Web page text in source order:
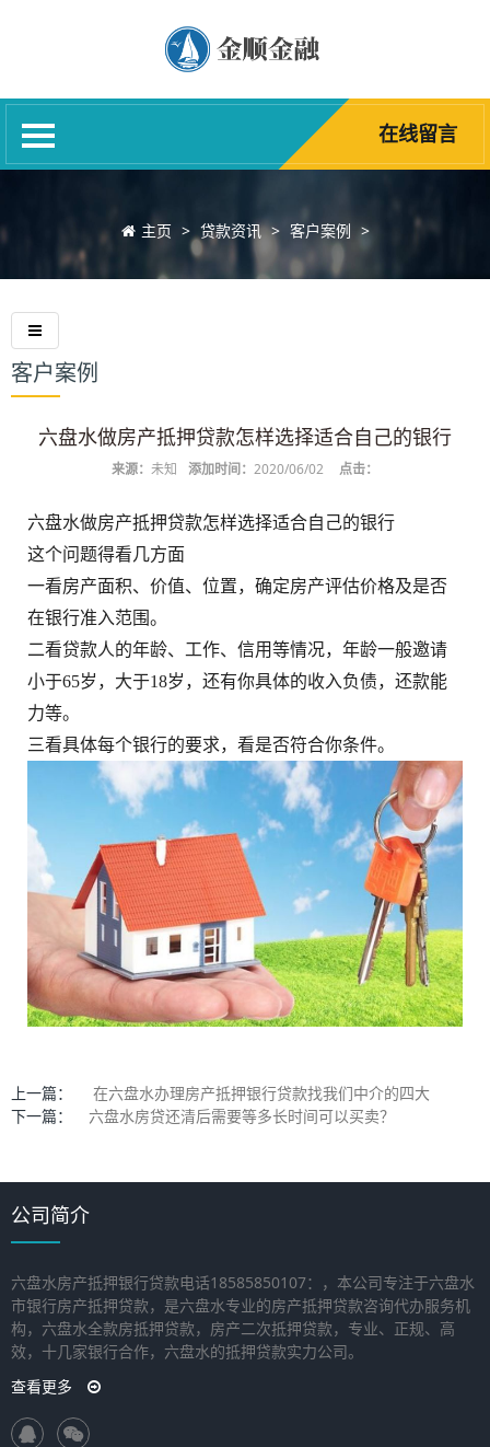
银行产品
贷款资讯
联系我们
在线留言
主页 > 贷款资讯 > 客户案例 >
客户案例
六盘水做房产抵押贷款怎样选择适合自己的银行
来源： 未知 添加时间： 2020/06/02 点击：
六盘水做房产抵押贷款怎样选择适合自己的银行
这个问题得看几方面
一看房产面积、价值、位置，确定房产评估价格及是否
在银行准入范围。
二看贷款人的年龄、工作、信用等情况，年龄一般邀请
小于65岁，大于18岁，还有你具体的收入负债，还款能
力等。
三看具体每个银行的要求，看是否符合你条件。
上一篇：
在六盘水办理房产抵押银行贷款找我们中介的四大
下一篇：
六盘水房贷还清后需要等多长时间可以买卖？
公司简介
六盘水房产抵押银行贷款电话18585850107：，本公司专注于六盘水
市银行房产抵押贷款，是六盘水专业的房产抵押贷款咨询代办服务机
构，六盘水全款房抵押贷款，房产二次抵押贷款，专业、正规、高
效，十几家银行合作，六盘水的抵押贷款实力公司。
查看更多